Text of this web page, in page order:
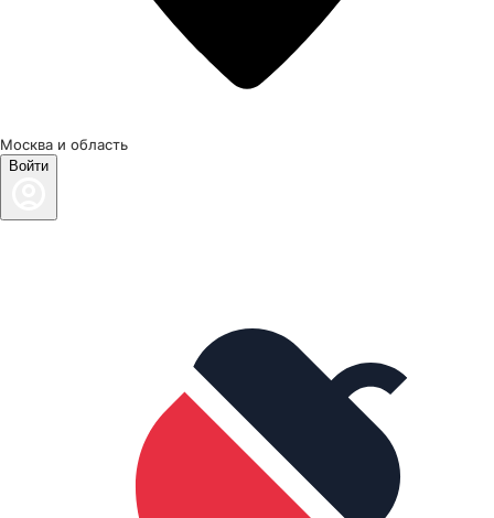
Москва и область
Войти